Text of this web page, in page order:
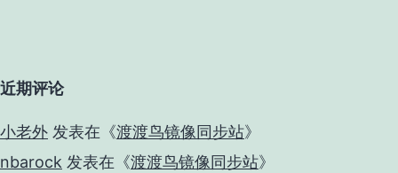
近期评论
小老外 发表在《渡渡鸟镜像同步站》
nbarock 发表在《渡渡鸟镜像同步站》